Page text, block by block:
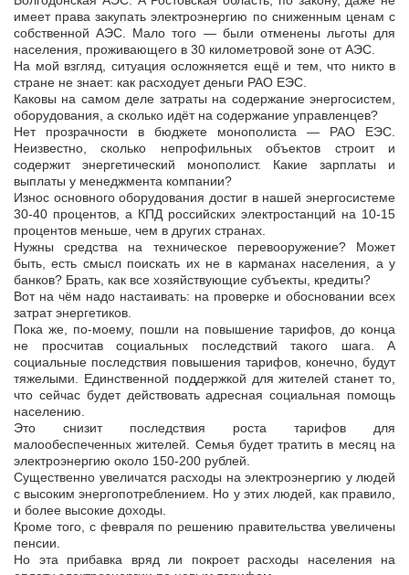
имеет права закупать электроэнергию по сниженным ценам с
собственной АЭС. Мало того — были отменены льготы для
населения, проживающего в 30 километровой зоне от АЭС.
На мой взгляд, ситуация осложняется ещё и тем, что никто в
стране не знает: как расходует деньги РАО ЕЭС.
Каковы на самом деле затраты на содержание энергосистем,
оборудования, а сколько идёт на содержание управленцев?
Нет прозрачности в бюджете монополиста — РАО ЕЭС.
Неизвестно, сколько непрофильных объектов строит и
содержит энергетический монополист. Какие зарплаты и
выплаты у менеджмента компании?
Износ основного оборудования достиг в нашей энергосистеме
30-40 процентов, а КПД российских электростанций на 10-15
процентов меньше, чем в других странах.
Нужны средства на техническое перевооружение? Может
быть, есть смысл поискать их не в карманах населения, а у
банков? Брать, как все хозяйствующие субъекты, кредиты?
Вот на чём надо настаивать: на проверке и обосновании всех
затрат энергетиков.
Пока же, по-моему, пошли на повышение тарифов, до конца
не просчитав социальных последствий такого шага. А
социальные последствия повышения тарифов, конечно, будут
тяжелыми. Единственной поддержкой для жителей станет то,
что сейчас будет действовать адресная социальная помощь
населению.
Это снизит последствия роста тарифов для
малообеспеченных жителей. Семья будет тратить в месяц на
электроэнергию около 150-200 рублей.
Существенно увеличатся расходы на электроэнергию у людей
с высоким энергопотреблением. Но у этих людей, как правило,
и более высокие доходы.
Кроме того, с февраля по решению правительства увеличены
пенсии.
Но эта прибавка вряд ли покроет расходы населения на